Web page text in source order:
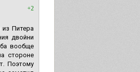
+2
Питера
двойни
вообще
стороне
Поэтому